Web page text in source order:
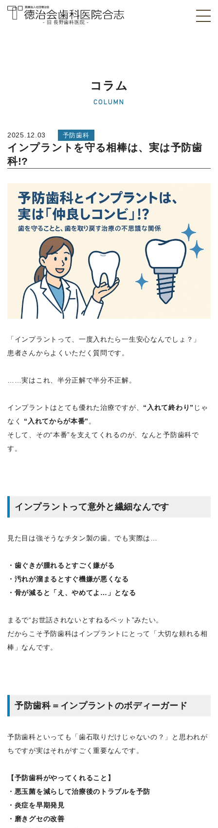
医院]｜熊本県合志
- 旧 長野歯科医院 -
コラム
COLUMN
2025.12.03 予防歯科
インプラントを守る相棒は、実は予防歯
科!?
「インプラントって、一度入れたら一生安心なんでしょ？」
患者さんからよくいただく質問です。
……実はこれ、半分正解で半分不正解。
インプラントはとても優れた治療ですが、 “入れて終わり” じゃ
なく
“入れてからが本番”。
そして、その“本番”を支えてくれるのが、なんと予防歯科で
す。
インプラントって意外と繊細なんです
見た目は強そうなチタン製の歯。でも実際は…
・歯ぐきが腫れるとすごく嫌がる
・汚れが溜まるとすぐ機嫌が悪くなる
・骨が減ると「え、やめてよ…」となる
まるで“お世話されないとすねるペット”みたい。
だからこそ予防歯科はインプラントにとって「大切な頼れる相
棒」なんです。
予防歯科＝インプラントのボディーガード
予防歯科といっても「歯石取りだけじゃないの？」と思われが
ちですが実はそれがすごく重要なんです。
【予防歯科がやってくれること】
・悪玉菌を減らして治療後のトラブルを予防
・炎症を早期発見
・磨きグセの改善